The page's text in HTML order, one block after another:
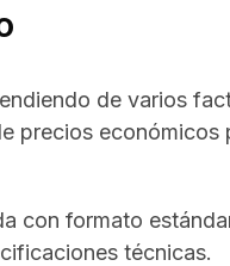
de varios
precios
con formato
técnicas.